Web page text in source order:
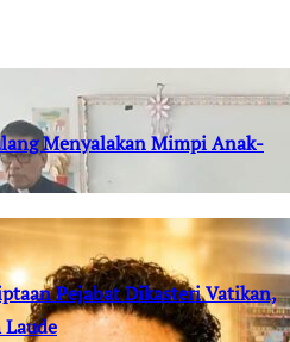
Menyalakan Mimpi Anak-
Pejabat Dikasteri Vatikan,